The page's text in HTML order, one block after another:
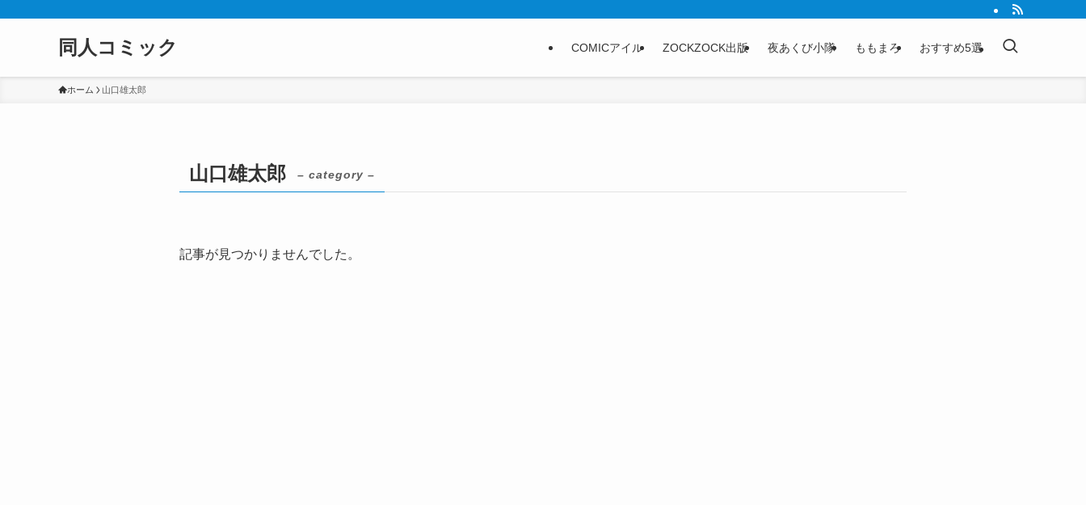
同人コミック COMICアイル ZOCKZOCK出版 夜あくび小隊 ももまろ おすすめ5選
ホーム 山口雄太郎
山口雄太郎 – category –
記事が見つかりませんでした。